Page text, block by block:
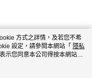
方式之詳情，及若您不希
設定，請參閱本網站「 隱私
示您同意本公司得按本網站使